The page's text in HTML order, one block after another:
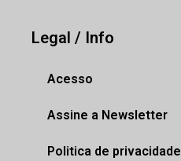
Legal / Info
Acesso
Assine a Newsletter
Politica de privacidade